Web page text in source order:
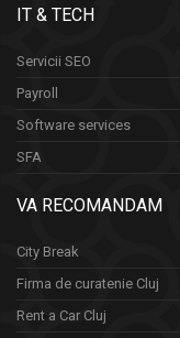
IT & TECH
Servicii SEO
Payroll
Software services
SFA
VA RECOMANDAM
City Break
Firma de curatenie Cluj
Rent a Car Cluj